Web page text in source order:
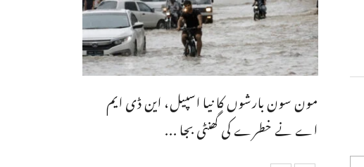
مون سون بارشوں کا نیا اسپیل، این ڈی ایم
اے نے خطرے کی گھنٹی بجا ...